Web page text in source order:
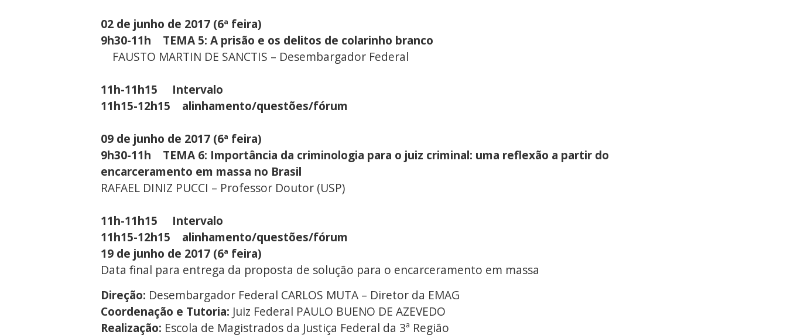
02 de junho de 2017 (6ª feira)
9h30-11h TEMA 5: A prisão e os delitos de colarinho branco
FAUSTO MARTIN DE SANCTIS – Desembargador Federal
11h-11h15 Intervalo
11h15-12h15 alinhamento/questões/fórum
09 de junho de 2017 (6ª feira)
9h30-11h TEMA 6: Importância da criminologia para o juiz criminal: uma reflexão a partir do
encarceramento em massa no Brasil
RAFAEL DINIZ PUCCI – Professor Doutor (USP)
11h-11h15 Intervalo
11h15-12h15 alinhamento/questões/fórum
19 de junho de 2017 (6ª feira)
Data final para entrega da proposta de solução para o encarceramento em massa
Direção: Desembargador Federal CARLOS MUTA – Diretor da EMAG
Coordenação e Tutoria: Juiz Federal PAULO BUENO DE AZEVEDO
Realização: Escola de Magistrados da Justiça Federal da 3ª Região